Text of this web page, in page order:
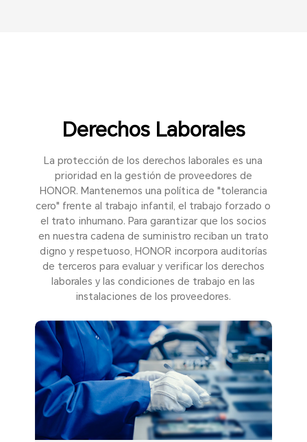
Derechos Laborales
La protección de los derechos laborales es una
prioridad en la gestión de proveedores de
HONOR. Mantenemos una política de "tolerancia
cero" frente al trabajo infantil, el trabajo forzado o
el trato inhumano. Para garantizar que los socios
en nuestra cadena de suministro reciban un trato
digno y respetuoso, HONOR incorpora auditorías
de terceros para evaluar y verificar los derechos
laborales y las condiciones de trabajo en las
instalaciones de los proveedores.